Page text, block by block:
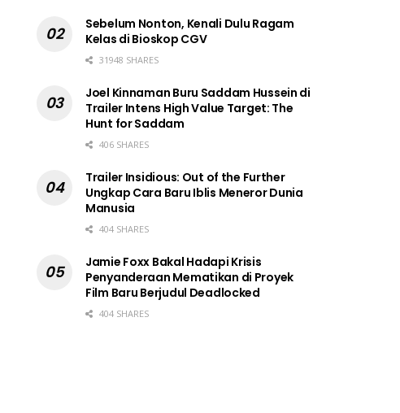
Sebelum Nonton, Kenali Dulu Ragam
Kelas di Bioskop CGV
31948 SHARES
Joel Kinnaman Buru Saddam Hussein di
Trailer Intens High Value Target: The
Hunt for Saddam
406 SHARES
Trailer Insidious: Out of the Further
Ungkap Cara Baru Iblis Meneror Dunia
Manusia
404 SHARES
Jamie Foxx Bakal Hadapi Krisis
Penyanderaan Mematikan di Proyek
Film Baru Berjudul Deadlocked
404 SHARES